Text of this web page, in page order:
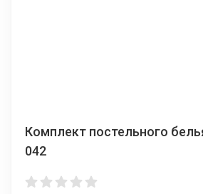
Комплект постельного
042